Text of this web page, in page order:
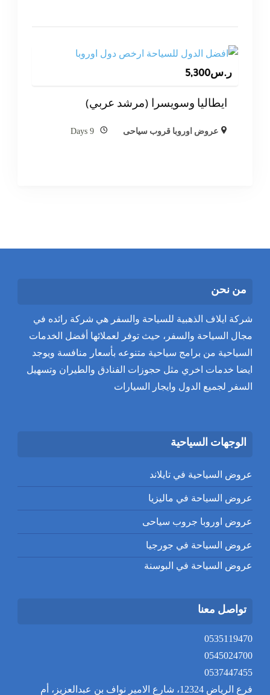
ر.س5,300
ايطاليا وسويسرا (مرشد عربي)
عروض اوروبا قروب سياحى 9 Days
من نحن
شركة ايلاف الذهبية للسياحة والسفر هي شركة رائده في
مجال السياحة والسفر، حيث توفر لعملائها أفضل الخدمات
السياحية من برامج سياحية متنوعه بأسعار منافسة ويوجد
ايضا خدمات اخري مثل حجوزات الفنادق والطيران وتسهيل
السفر لجميع الدول وايجار السيارات
الوجهات السياحية
عروض السياحية في تايلاند
عروض السياحة في ماليزيا
عروض اوروبا جروب سياحى
عروض السياحة في جورجيا
عروض السياحة في البوسنة
تواصل معنا
0535119470
0545024700
0537447455
فرع الرياض 12324، شارع الامير نواف بن عبدالعزيز، أم